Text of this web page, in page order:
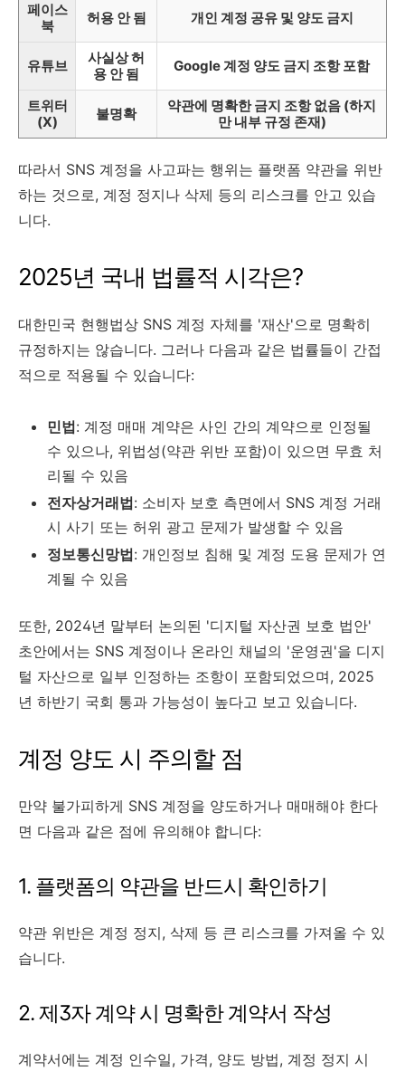
페이스
북
허용 안 됨 개인 계정 공유 및 양도 금지
유튜브
사실상 허
용 안 됨
Google 계정 양도 금지 조항 포함
트위터
(X)
불명확
약관에 명확한 금지 조항 없음 (하지
만 내부 규정 존재)
따라서 SNS 계정을 사고파는 행위는 플랫폼 약관을 위반
하는 것으로, 계정 정지나 삭제 등의 리스크를 안고 있습
니다.
2025년 국내 법률적 시각은?
대한민국 현행법상 SNS 계정 자체를 '재산'으로 명확히
규정하지는 않습니다. 그러나 다음과 같은 법률들이 간접
적으로 적용될 수 있습니다:
민법: 계정 매매 계약은 사인 간의 계약으로 인정될
수 있으나, 위법성(약관 위반 포함)이 있으면 무효 처
리될 수 있음
전자상거래법: 소비자 보호 측면에서 SNS 계정 거래
시 사기 또는 허위 광고 문제가 발생할 수 있음
정보통신망법: 개인정보 침해 및 계정 도용 문제가 연
계될 수 있음
또한, 2024년 말부터 논의된 '디지털 자산권 보호 법안'
초안에서는 SNS 계정이나 온라인 채널의 '운영권'을 디지
털 자산으로 일부 인정하는 조항이 포함되었으며, 2025
년 하반기 국회 통과 가능성이 높다고 보고 있습니다.
계정 양도 시 주의할 점
만약 불가피하게 SNS 계정을 양도하거나 매매해야 한다
면 다음과 같은 점에 유의해야 합니다:
1. 플랫폼의 약관을 반드시 확인하기
약관 위반은 계정 정지, 삭제 등 큰 리스크를 가져올 수 있
습니다.
2. 제3자 계약 시 명확한 계약서 작성
계약서에는 계정 인수일, 가격, 양도 방법, 계정 정지 시